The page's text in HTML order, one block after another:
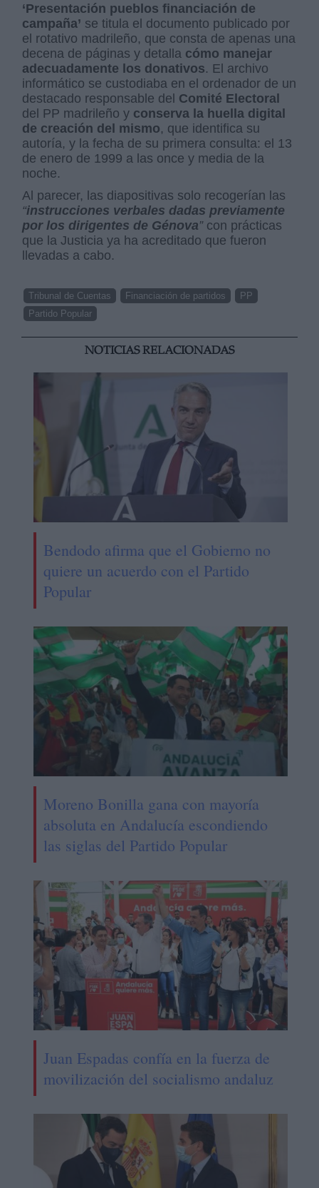
‘Presentación pueblos financiación de
campaña’ se titula el documento publicado por
el rotativo madrileño, que consta de apenas una
decena de páginas y detalla cómo manejar
adecuadamente los donativos. El archivo
informático se custodiaba en el ordenador de un
destacado responsable del Comité Electoral
del PP madrileño y conserva la huella digital
de creación del mismo, que identifica su
autoría, y la fecha de su primera consulta: el 13
de enero de 1999 a las once y media de la
noche.
Al parecer, las diapositivas solo recogerían las
“instrucciones verbales dadas previamente
por los dirigentes de Génova”con prácticas
que la Justicia ya ha acreditado que fueron
llevadas a cabo.
Tribunal de Cuentas Financiación de partidos
PP
Partido Popular
NOTICIAS RELACIONADAS
Bendodo afirma que el Gobierno no
quiere un acuerdo con el Partido
Popular
Moreno Bonilla gana con mayoría
absoluta en Andalucía escondiendo
las siglas del Partido Popular
Juan Espadas confía en la fuerza de
movilización del socialismo andaluz